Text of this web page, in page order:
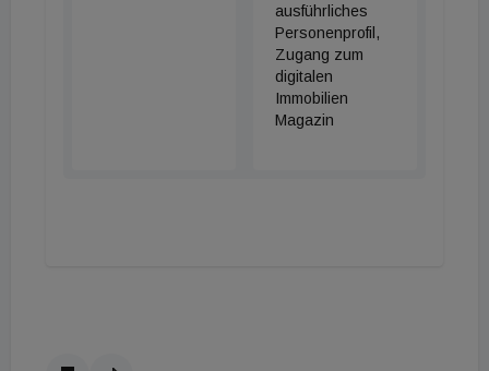
ausführliches
Personenprofil,
Zugang zum
digitalen
Immobilien
Magazin